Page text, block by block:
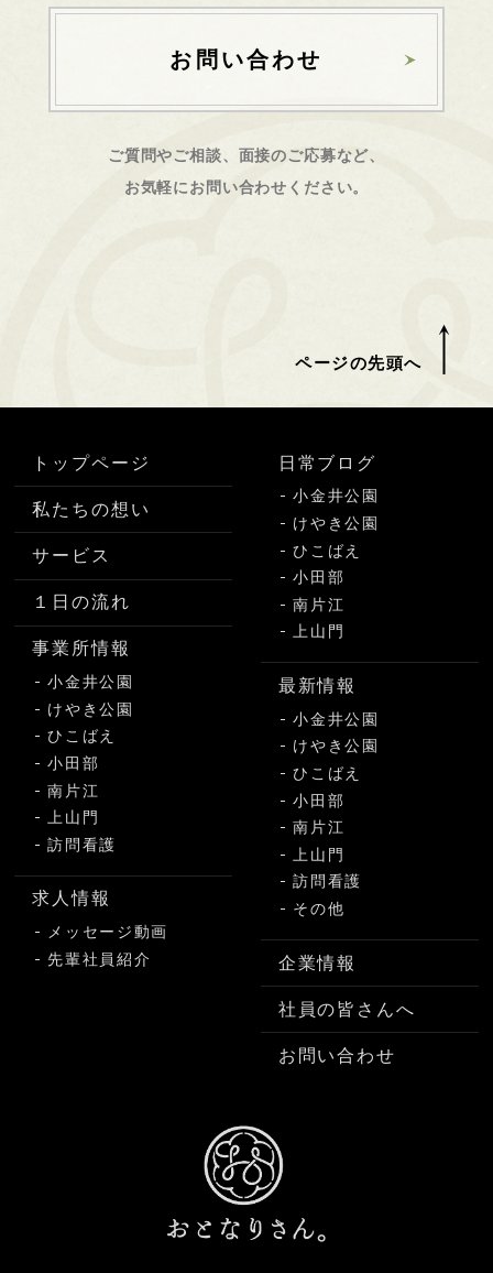
お問い合わせ
ご質問やご相談、面接のご応募など、
お気軽にお問い合わせください。
ページの先頭へ
トップページ
私たちの想い
サービス
１日の流れ
事業所情報
小金井公園
けやき公園
ひこばえ
小田部
南片江
上山門
訪問看護
求人情報
メッセージ動画
先輩社員紹介
日常ブログ
小金井公園
けやき公園
ひこばえ
小田部
南片江
上山門
最新情報
小金井公園
けやき公園
ひこばえ
小田部
南片江
上山門
訪問看護
その他
企業情報
社員の皆さんへ
お問い合わせ